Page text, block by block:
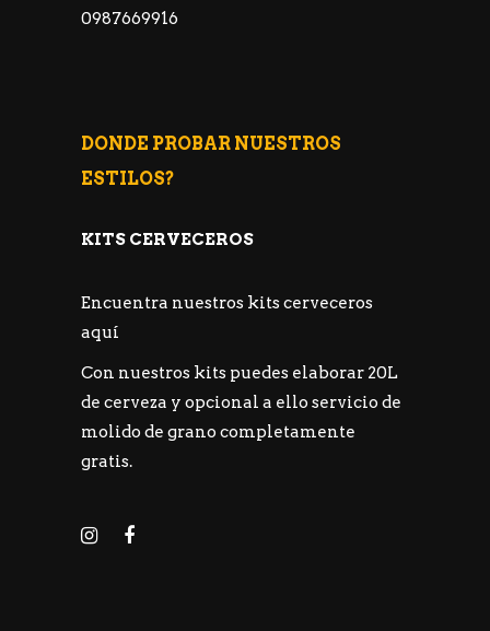
0987669916
DONDE PROBAR NUESTROS
ESTILOS?
KITS CERVECEROS
Encuentra nuestros kits cerveceros
aquí
Con nuestros kits puedes elaborar 20L
de cerveza y opcional a ello servicio de
molido de grano completamente
gratis.